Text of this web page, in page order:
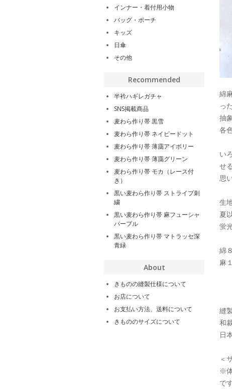
綿
った
抽
各
い
せ
思
生
夏
蛍
綿
麻
縫
和
日
＜
※
で
インナー・着付用小物
バッグ・ポーチ
キッズ
日傘
その他
Recommended
半衿ハギレガチャ
SNS掲載商品
麦わら作り帯 黒雪
麦わら作り帯 ネイビードット
麦わら作り帯 薄靄アイボリー
麦わら作り帯 薄靄グリーン
麦わら作り帯 モカ（レース付
き）
黒い麦わら作り帯 ストライプ刺
繍
黒い麦わら作り帯 麻フューシャ
パープル
黒い麦わら作り帯 マトラッセ深
青緑
About
きものの縫製仕様について
お店について
お支払い方法、送料について
きもののサイズについて